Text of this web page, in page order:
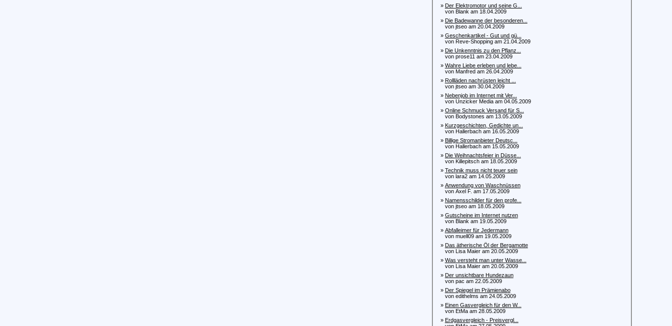
» Der Elektromotor und seine G...
von Blank am 18.04.2009
» Die Badewanne der besonderen...
von jtseo am 20.04.2009
» Geschenkartikel - Gut und gü...
von Reve-Shopping am 21.04.2009
» Die Unkenntnis zu den Pflanz...
von prose11 am 23.04.2009
» Wahre Liebe erleben und lebe...
von Manfred am 26.04.2009
» Rollläden nachrüsten leicht ...
von jtseo am 30.04.2009
» Nebenjob im Internet mit Ver...
von Unzicker Media am 04.05.2009
» Online Schmuck Versand für S...
von Bodystones am 13.05.2009
» Kurzgeschichten, Gedichte un...
von Hallerbach am 16.05.2009
» Billige Stromanbieter Deutsc...
von Hallerbach am 15.05.2009
» Die Weihnachtsfeier in Düsse...
von Killepitsch am 18.05.2009
» Technik muss nicht teuer sein
von lara2 am 14.05.2009
» Anwendung von Waschnüssen
von Axel F. am 17.05.2009
» Namensschilder für den profe...
von jtseo am 18.05.2009
» Gutscheine im Internet nutzen
von Blank am 19.05.2009
» Abfalleimer für Jedermann
von muell09 am 19.05.2009
» Das ätherische Öl der Bergamotte
von Lisa Maier am 20.05.2009
» Was versteht man unter Wasse...
von Lisa Maier am 20.05.2009
» Der unsichtbare Hundezaun
von pac am 22.05.2009
» Der Spiegel im Prämienabo
von edithelms am 24.05.2009
» Einen Gasvergleich für den W...
von EtMa am 28.05.2009
» Erdgasvergleich - Preisvergl...